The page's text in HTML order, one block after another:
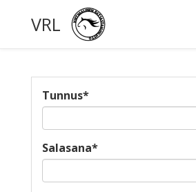
VRL
Tunnus*
Salasana*